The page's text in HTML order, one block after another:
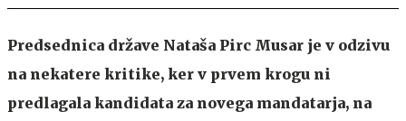
Predsednica države Nataša Pirc Musar je v odzivu
na nekatere kritike, ker v prvem krogu ni
predlagala kandidata za novega mandatarja, na